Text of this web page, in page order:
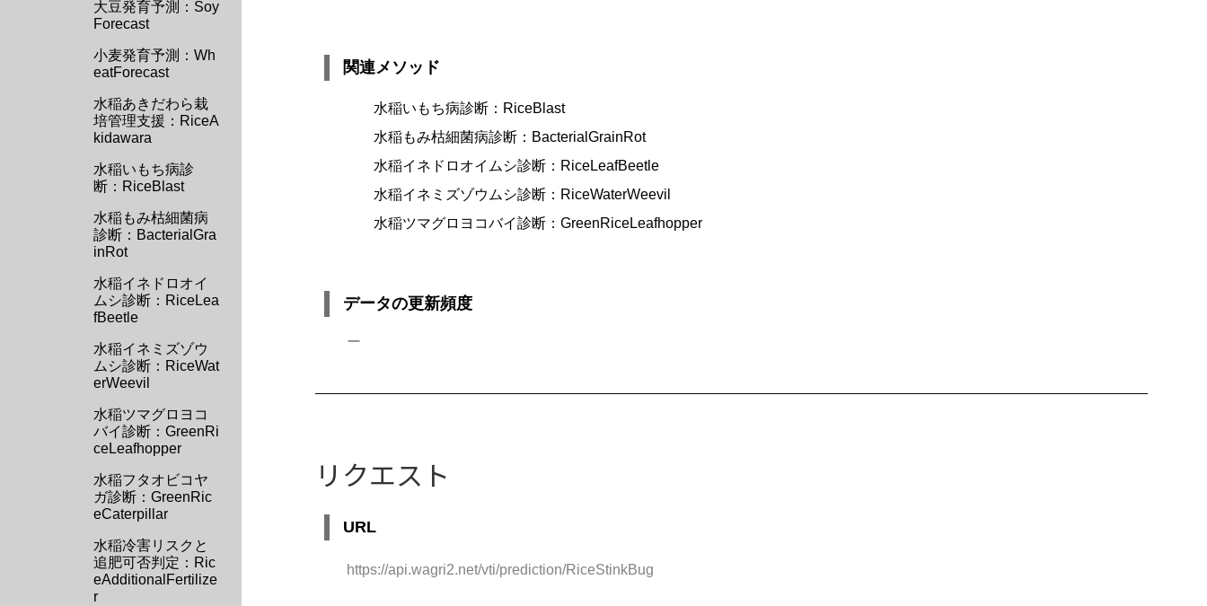
大豆発育予測：Soy
Forecast
小麦発育予測：Wh
eatForecast
水稲あきだわら栽
培管理支援：RiceA
kidawara
水稲いもち病診
断：RiceBlast
水稲もみ枯細菌病
診断：BacterialGra
inRot
水稲イネドロオイ
ムシ診断：RiceLea
fBeetle
水稲イネミズゾウ
ムシ診断：RiceWat
erWeevil
水稲ツマグロヨコ
バイ診断：GreenRi
ceLeafhopper
水稲フタオビコヤ
ガ診断：GreenRic
eCaterpillar
水稲冷害リスクと
追肥可否判定：Ric
eAdditionalFertilize
r
関連メソッド
水稲いもち病診断：RiceBlast
水稲もみ枯細菌病診断：BacterialGrainRot
水稲イネドロオイムシ診断：RiceLeafBeetle
水稲イネミズゾウムシ診断：RiceWaterWeevil
水稲ツマグロヨコバイ診断：GreenRiceLeafhopper
データの更新頻度
ー
リクエスト
URL
https://api.wagri2.net/vti/prediction/RiceStinkBug